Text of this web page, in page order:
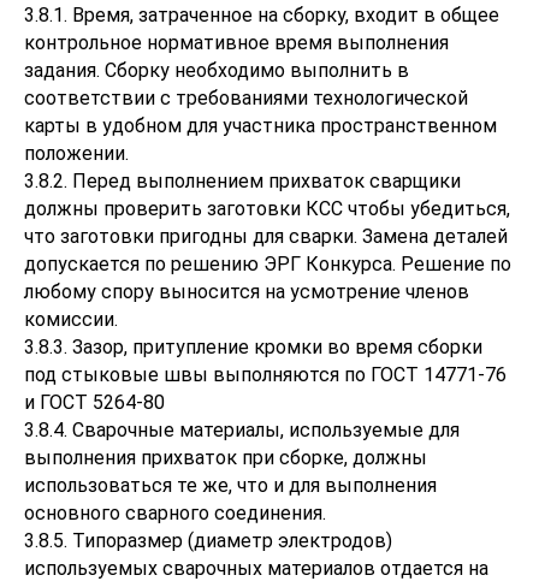
3.8.1. Время, затраченное на сборку, входит в общее
контрольное нормативное время выполнения
задания. Сборку необходимо выполнить в
соответствии с требованиями технологической
карты в удобном для участника пространственном
положении.
3.8.2. Перед выполнением прихваток сварщики
должны проверить заготовки КСС чтобы убедиться,
что заготовки пригодны для сварки. Замена деталей
допускается по решению ЭРГ Конкурса. Решение по
любому спору выносится на усмотрение членов
комиссии.
3.8.3. Зазор, притупление кромки во время сборки
под стыковые швы выполняются по ГОСТ 14771-76
и ГОСТ 5264-80
3.8.4. Сварочные материалы, используемые для
выполнения прихваток при сборке, должны
использоваться те же, что и для выполнения
основного сварного соединения.
3.8.5. Типоразмер (диаметр электродов)
используемых сварочных материалов отдается на